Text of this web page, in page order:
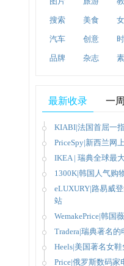
搜索 美食
汽车 创意
品牌 杂志
最新收录 一
KIABI|法国首屈一
PriceSpy|新西兰网
IKEA | 瑞典全球最
1300K|韩国人气购
eLUXURY|路易威
站
WemakePrice|韩国
Tradera|瑞典著名
Heels|美国著名女
Price|俄罗斯数码